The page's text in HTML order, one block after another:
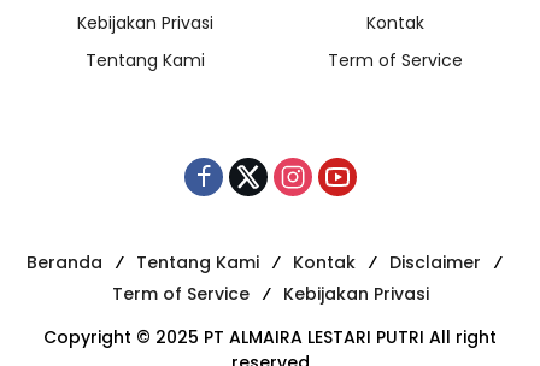
Kebijakan Privasi
Kontak
Tentang Kami
Term of Service
Beranda Tentang Kami Kontak
Disclaimer
Term of Service
Kebijakan Privasi
Copyright © 2025 PT ALMAIRA LESTARI PUTRI All right